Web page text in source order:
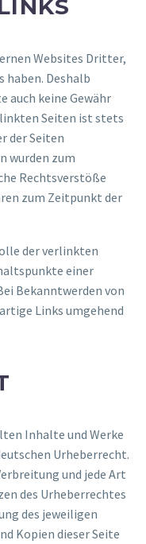
Websites Dritter,
haben. Deshalb
auch keine Gewähr
Seiten ist stets
der Seiten
wurden zum
Rechtsverstöße
zum Zeitpunkt der
der verlinkten
einer
Bekanntwerden von
Links umgehend
Inhalte und Werke
Urheberrecht.
und jede Art
des Urheberrechtes
des jeweiligen
Kopien dieser Seite